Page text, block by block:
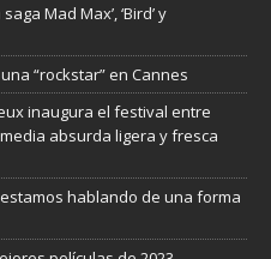
Mad Max’, ‘Bird’ y
“rockstar” en Cannes
inaugura el festival entre
absurda ligera y fresca
estamos hablando de una forma